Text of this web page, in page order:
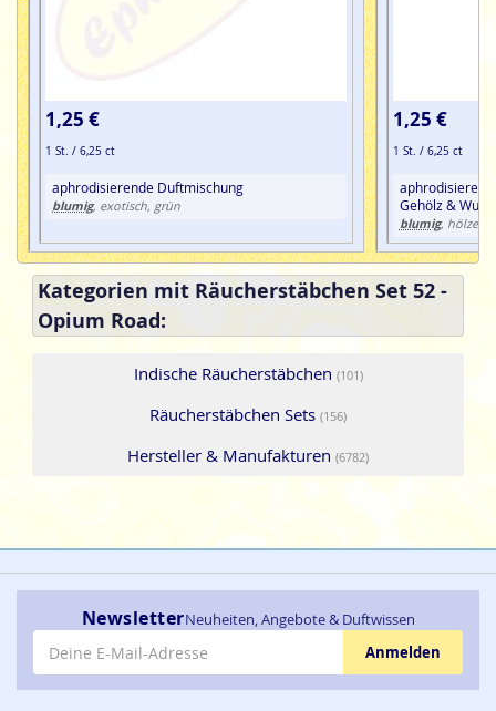
1,25 €
1 St. / 6,25 ct
aphrodisierende Duftmischung
blumig, exotisch, grün
1,25 €
1 St. / 6,25 ct
Gehölz &
blumig,
Kategorien mit Räucherstäbchen Set 52 -
Opium Road:
Indische Räucherstäbchen (101)
Räucherstäbchen Sets (156)
Hersteller & Manufakturen (6782)
NewsletterNeuheiten, Angebote & Duftwissen
E-Mail-Adresse
Anmelden